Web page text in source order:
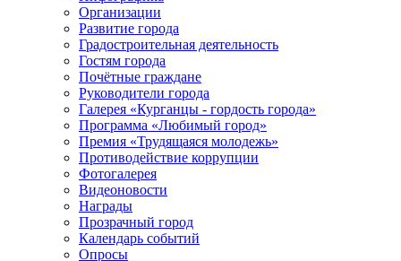
Организации
Развитие города
Градостроительная деятельность
Гостям города
Почётные граждане
Руководители города
Галерея «Курганцы - гордость города»
Программа «Любимый город»
Премия «Трудящаяся молодежь»
Противодействие коррупции
Фотогалерея
Видеоновости
Награды
Прозрачный город
Календарь событий
Опросы